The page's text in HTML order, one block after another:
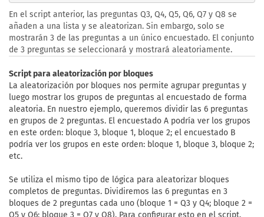
En el script anterior, las preguntas Q3, Q4, Q5, Q6, Q7 y Q8 se
añaden a una lista y se aleatorizan. Sin embargo, solo se
mostrarán 3 de las preguntas a un único encuestado. El conjunto
de 3 preguntas se seleccionará y mostrará aleatoriamente.
Script para aleatorización por bloques
La aleatorización por bloques nos permite agrupar preguntas y
luego mostrar los grupos de preguntas al encuestado de forma
aleatoria. En nuestro ejemplo, queremos dividir las 6 preguntas
en grupos de 2 preguntas. El encuestado A podría ver los grupos
en este orden: bloque 3, bloque 1, bloque 2; el encuestado B
podría ver los grupos en este orden: bloque 1, bloque 3, bloque 2;
etc.
Se utiliza el mismo tipo de lógica para aleatorizar bloques
completos de preguntas. Dividiremos las 6 preguntas en 3
bloques de 2 preguntas cada uno (bloque 1 = Q3 y Q4; bloque 2 =
Q5 y Q6; bloque 3 = Q7 y Q8). Para configurar esto en el script,